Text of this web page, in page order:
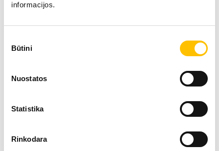
informacijos.
pasirinkimas
Būtini
Nuostatos
Statistika
Rinkodara
Techniniai duomenys
Siekis 11 m
200